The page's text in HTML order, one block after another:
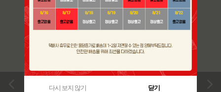
다른 과일을 빨리 익게 만드므로 분리해 보관하시는 것이 좋습니다.
>
다시 보지 않기 닫기